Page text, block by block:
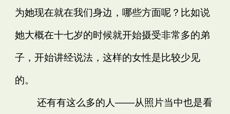
为她现在就在我们身边，哪些方面呢？比如说
她大概在十七岁的时候就开始摄受非常多的弟
子，开始讲经说法，这样的女性是比较少见
的。
还有有这么多的人——从照片当中也是看